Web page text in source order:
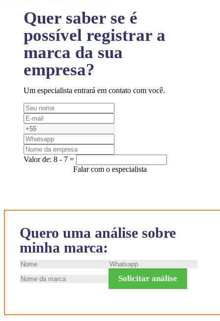
Quero uma análise sobre
minha marca:
Solicitar análise
Quer saber se é
possível registrar a
marca da sua
empresa?
Um especialista entrará em contato com você.
Valor de: 8 - 7 =
Falar com o especialista